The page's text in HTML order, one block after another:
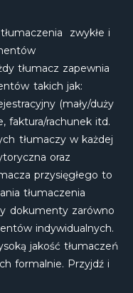
zwykłe i
tłumacz zapewnia
takich jak:
(mały/duży
faktura/rachunek itd.
tłumaczy w każdej
oraz
przysięgłego to
tłumaczenia
dokumenty zarówno
indywidualnych.
jakość tłumaczeń
formalnie. Przyjdź i